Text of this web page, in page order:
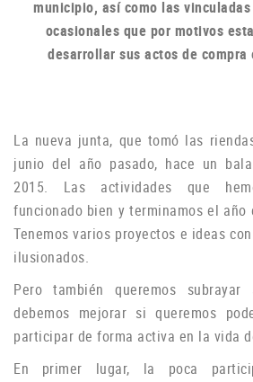
municipio, así como las
ocasionales que por motivos
desarrollar sus actos de compra
La nueva junta, que tomó las
junio del año pasado, hace un
2015. Las actividades que
funcionado bien y terminamos el año
Tenemos varios proyectos e ideas
ilusionados.
Pero también queremos subrayar
debemos mejorar si queremos
participar de forma activa en la vida
En primer lugar, la poca